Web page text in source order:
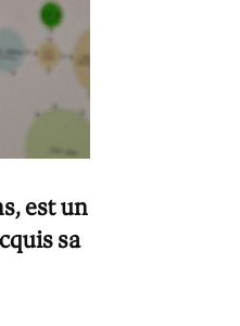
est un
sa